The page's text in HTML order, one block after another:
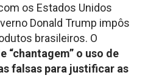
os Estados Unidos
Donald Trump impôs
brasileiros. O
“chantagem” o uso de
falsas para justificar as